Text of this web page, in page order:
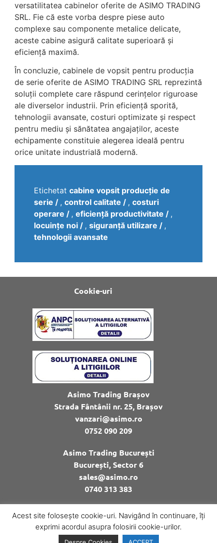
versatilitatea cabinelor oferite de ASIMO TRADING
SRL. Fie că este vorba despre piese auto
complexe sau componente metalice delicate,
aceste cabine asigură calitate superioară și
eficiență maximă.
În concluzie, cabinele de vopsit pentru producția
de serie oferite de ASIMO TRADING SRL reprezintă
soluții complete care răspund cerințelor riguroase
ale diverselor industrii. Prin eficiență sporită,
tehnologii avansate, costuri optimizate și respect
pentru mediu și sănătatea angajaților, aceste
echipamente constituie alegerea ideală pentru
orice unitate industrială modernă.
Etichetat cabine vopsit producție de
serie
, control calitate , costuri
operare
, eficiență productivitate
,
locuințe noi
, siguranță utilizare
,
tehnologii avansate
Cookie-uri
Asimo Trading Brașov
Strada Fântânii nr. 25, Brașov
vanzari@asimo.ro
0752 090 209
Asimo Trading București
București, Sector 6
sales@asimo.ro
0740 313 383
© Copyright Asimo Trading
Acest site folosește cookie-uri. Navigând în continuare, îți
exprimi acordul asupra folosirii cookie-urilor.